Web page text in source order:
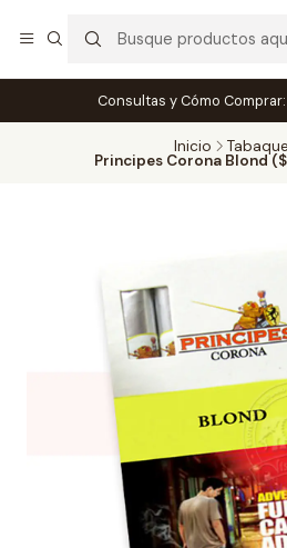
Consultas y Cómo
Inicio
Principes Corona Blond